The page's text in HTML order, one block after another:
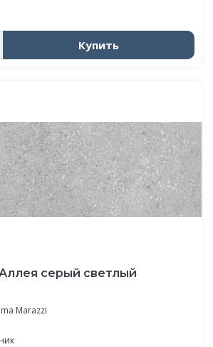
Купить
серый светлый
Marazzi